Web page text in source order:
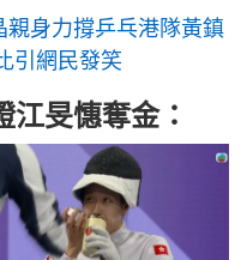
親身力撐乒乓港隊黃鎮
引網民發笑
旻憓奪金：